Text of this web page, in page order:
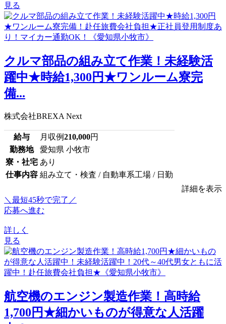
見る
クルマ部品の組み立て作業！未経験活
躍中★時給1,300円★ワンルーム寮完
備...
株式会社BREXA Next
給与 月収例210,000円
勤務地
愛知県 小牧市
寮・社宅 あり
仕事内容 組み立て・検査 / 自動車系工場 / 日勤
詳細を表示
＼最短45秒で完了／
応募へ進む
詳しく
見る
航空機のエンジン製造作業！高時給
1,700円★細かいものが得意な人活躍